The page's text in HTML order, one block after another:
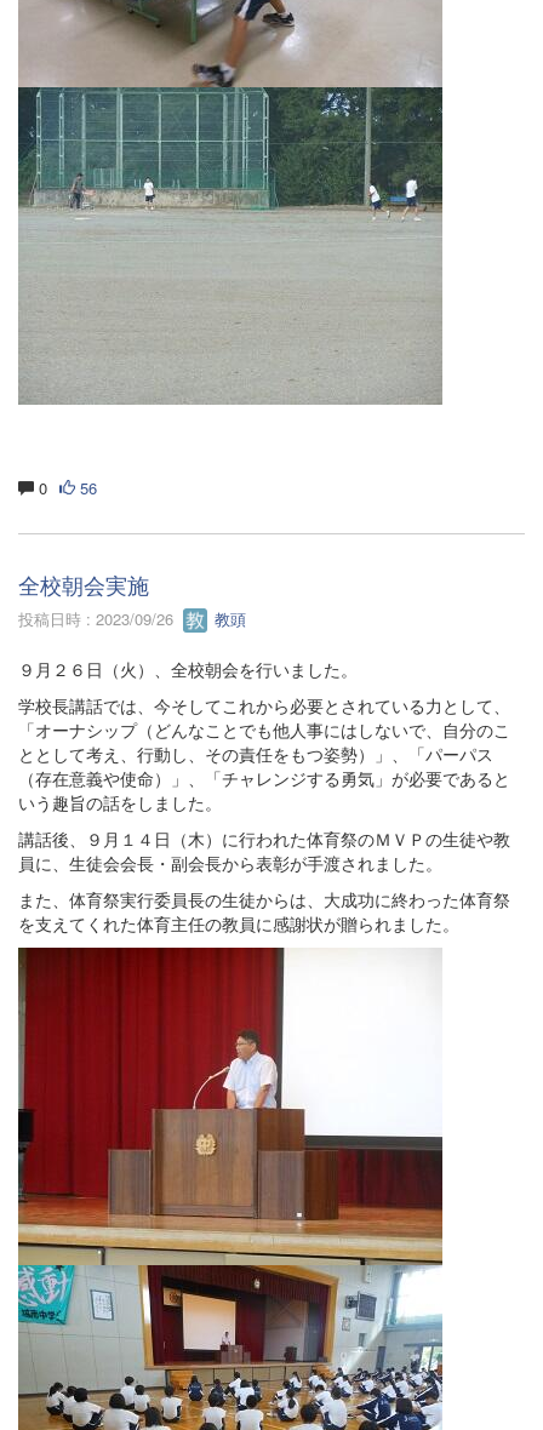
0 56
全校朝会実施
投稿日時 : 2023/09/26 教頭
９月２６日（火）、全校朝会を行いました。
学校長講話では、今そしてこれから必要とされている力として、
「オーナシップ（どんなことでも他人事にはしないで、自分のこ
ととして考え、行動し、その責任をもつ姿勢）」、「パーパス
（存在意義や使命）」、「チャレンジする勇気」が必要であると
いう趣旨の話をしました。
講話後、９月１４日（木）に行われた体育祭のＭＶＰの生徒や教
員に、生徒会会長・副会長から表彰が手渡されました。
また、体育祭実行委員長の生徒からは、大成功に終わった体育祭
を支えてくれた体育主任の教員に感謝状が贈られました。